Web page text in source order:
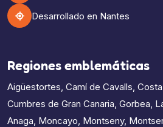
Desarrollado en Nantes
Regiones emblemáticas
Aigüestortes, Camí de Cavalls,
Cumbres de Gran Canaria, Gorbea,
Anaga, Moncayo, Montseny,